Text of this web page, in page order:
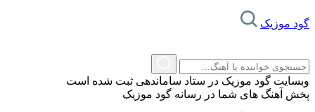
گود موزیک
وبسایت گود موزیک در ستاد ساماندهی ثبت شده است
پخش آهنگ های شما در رسانه گود موزیک